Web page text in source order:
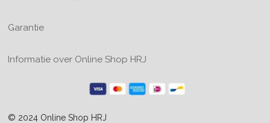
Garantie
Informatie over Online Shop HRJ
© 2024 Online Shop HRJ